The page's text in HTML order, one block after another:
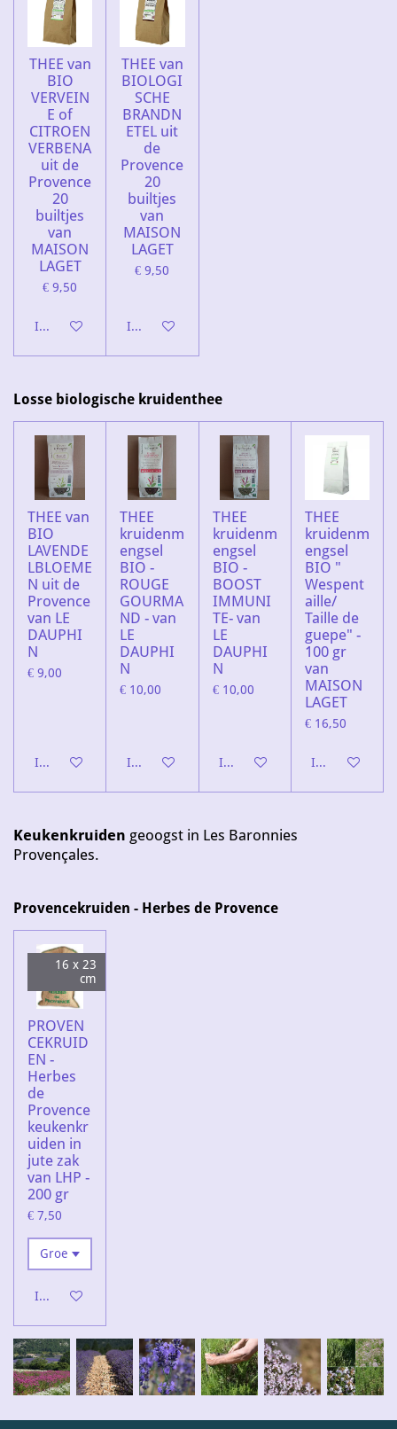
THEE van
BIO
VERVEIN
E of
CITROEN
VERBENA
uit de
Provence
20
builtjes
van
MAISON
LAGET
€ 9,50
In winkelwagen
THEE van
BIOLOGI
SCHE
BRANDN
ETEL uit
de
Provence
20
builtjes
van
MAISON
LAGET
€ 9,50
In winkelwagen
Losse biologische kruidenthee
THEE van
BIO
LAVENDE
LBLOEME
N uit de
Provence
van LE
DAUPHI
N
€ 9,00
In winkelwagen
THEE
kruidenm
engsel
BIO -
ROUGE
GOURMA
ND - van
LE
DAUPHI
N
€ 10,00
In winkelwagen
THEE
kruidenm
engsel
BIO -
BOOST
IMMUNI
TE- van
LE
DAUPHI
N
€ 10,00
In winkelwagen
THEE
kruidenm
engsel
BIO "
Wespent
aille/
Taille de
guepe" -
100 gr
van
MAISON
LAGET
€ 16,50
In
Keukenkruiden geoogst in Les Baronnies
Provençales.
Provencekruiden - Herbes de Provence
16 x 23
cm
PROVEN
CEKRUID
EN -
Herbes
de
Provence
keukenkr
uiden in
jute zak
van LHP -
200 gr
€ 7,50
In winkelwagen